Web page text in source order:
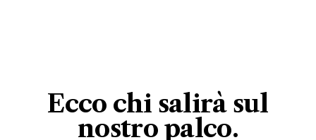
Ecco chi salirà sul
nostro palco.